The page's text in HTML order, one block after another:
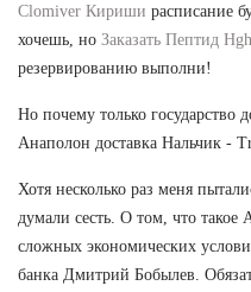
Clomiver Кириши расписание
хочешь, но Заказать Пептид
резервированию выполни!
Но почему только государство
Анаполон доставка Нальчик -
Хотя несколько раз меня
думали сесть. О том, что такое
сложных экономических
банка Дмитрий Бобылев.